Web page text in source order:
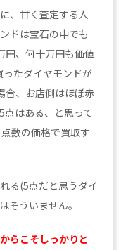
、甘く査定する人
ドは宝石の中でも
円、何十万円も価値
たダイヤモンドが
合、お店側はほぼ赤
はある、と思って
数の価格で買取す
る(5点だと思うダイ
そういません。
らこそしっかりと